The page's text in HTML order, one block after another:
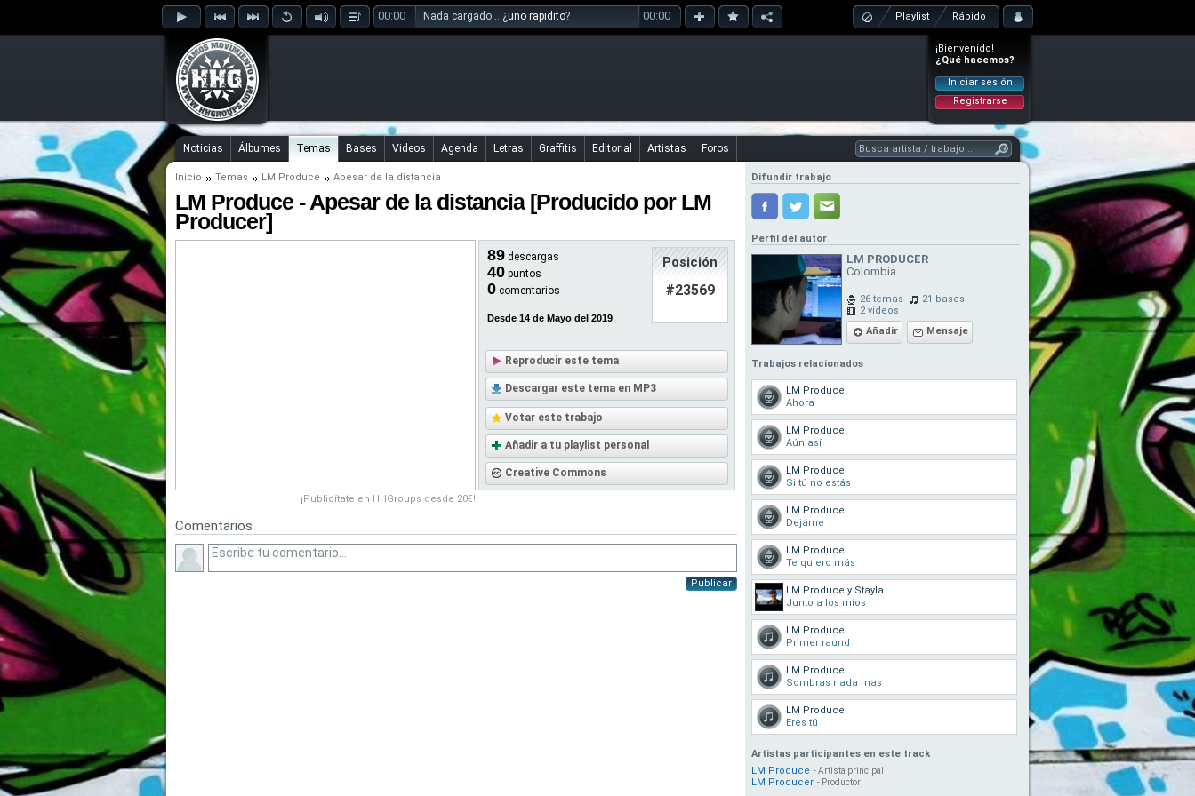
00:00 Nada cargado... ¿uno rapidito? 00:00 Playlist Rápido
¡Bienvenido!
¿Qué hacemos?
Iniciar sesión
Registrarse
Noticias Álbumes Temas Bases Videos Agenda Letras Graffitis Editorial Artistas Foros
Inicio Temas LM Produce Apesar de la distancia
LM Produce - Apesar de la distancia [Producido por LM
Producer]
¡Publicítate en HHGroups desde 20€!
89 descargas
40 puntos
0 comentarios
Desde 14 de Mayo del 2019
Posición
#23569
Reproducir este tema
Descargar este tema en MP3
Votar este trabajo
Añadir a tu playlist personal
Creative Commons
Comentarios
Publicar
Difundir trabajo
Perfil del autor
LM PRODUCER
Colombia
26 temas
21 bases
2 videos
Añadir
Mensaje
Trabajos relacionados
LM Produce
Ahora
LM Produce
Aún así
LM Produce
Si tú no estás
LM Produce
Dejáme
LM Produce
Te quiero más
LM Produce y Stayla
Junto a los míos
LM Produce
Primer raund
LM Produce
Sombras nada mas
LM Produce
Eres tú
Artistas participantes en este track
LM Produce - Artista principal
LM Producer - Productor